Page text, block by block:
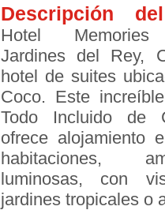
Descripción
Hotel Memories
Jardines del Rey,
hotel de suites
Coco. Este
Todo Incluido de
ofrece alojamiento
habitaciones,
luminosas, con
jardines tropicales o